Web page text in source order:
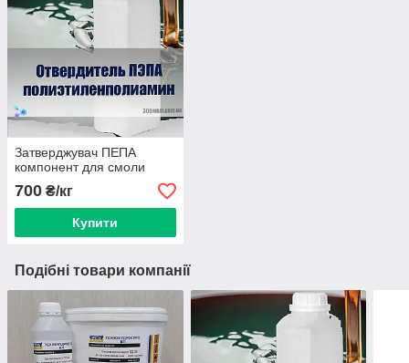
Затверджувач ПЕПА
компонент для смоли
700 ₴/кг
Купити
Подібні товари компанії